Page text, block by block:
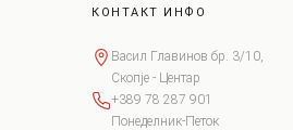
КОНТАКТ ИНФО
Васил Главинов бр. 3/10,
Скопје - Центар
+389 78 287 901
Понеделник-Петок